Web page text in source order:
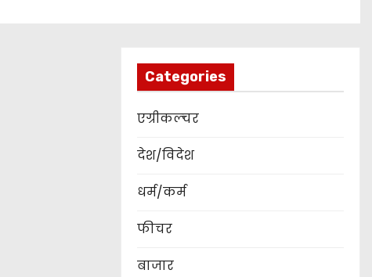
Categories
एग्रीकल्चर
देश/विदेश
धर्म/कर्म
फीचर
बाजार